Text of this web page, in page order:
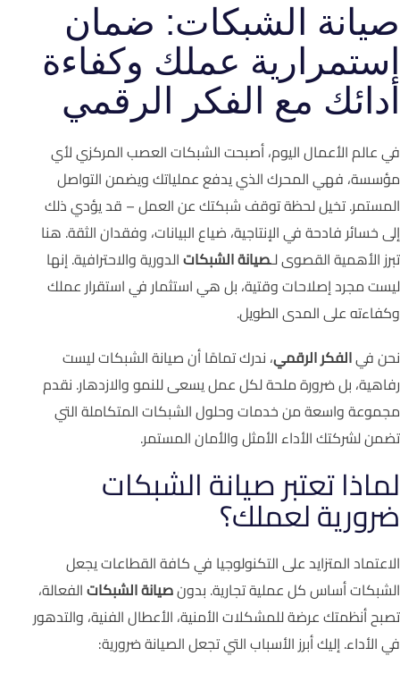
صيانة الشبكات: ضمان
استمرارية عملك وكفاءة
أدائك مع الفكر الرقمي
في عالم الأعمال اليوم، أصبحت الشبكات العصب المركزي لأي
مؤسسة، فهي المحرك الذي يدفع عملياتك ويضمن التواصل
المستمر. تخيل لحظة توقف شبكتك عن العمل – قد يؤدي ذلك
إلى خسائر فادحة في الإنتاجية، ضياع البيانات، وفقدان الثقة. هنا
تبرز الأهمية القصوى لـصيانة الشبكاتالدورية والاحترافية. إنها
ليست مجرد إصلاحات وقتية، بل هي استثمار في استقرار عملك
وكفاءته على المدى الطويل.
نحن فيالفكر الرقمي، ندرك تمامًا أن صيانة الشبكات ليست
رفاهية، بل ضرورة ملحة لكل عمل يسعى للنمو والازدهار. نقدم
مجموعة واسعة من خدمات وحلول الشبكات المتكاملة التي
تضمن لشركتك الأداء الأمثل والأمان المستمر.
لماذا تعتبر صيانة الشبكات
ضرورية لعملك؟
الاعتماد المتزايد على التكنولوجيا في كافة القطاعات يجعل
الشبكات أساس كل عملية تجارية. بدونصيانة الشبكاتالفعالة،
تصبح أنظمتك عرضة للمشكلات الأمنية، الأعطال الفنية، والتدهور
في الأداء. إليك أبرز الأسباب التي تجعل الصيانة ضرورية: